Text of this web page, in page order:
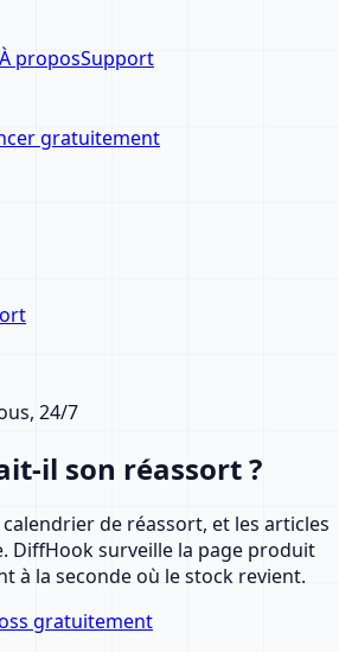
À proposSupport
gratuitement
24/7
il son réassort ?
de réassort, et les articles
DiffHook surveille la page produit
à la seconde où le stock revient.
gratuitement